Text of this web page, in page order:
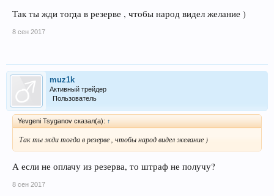
Так ты жди тогда в резерве , чтобы народ видел желание )
8 сен 2017
muz1k
Активный трейдер
Пользователь
Yevgeni Tsyganov сказал(а): ↑
Так ты жди тогда в резерве , чтобы народ видел желание )
А если не оплачу из резерва, то штраф не получу?
8 сен 2017